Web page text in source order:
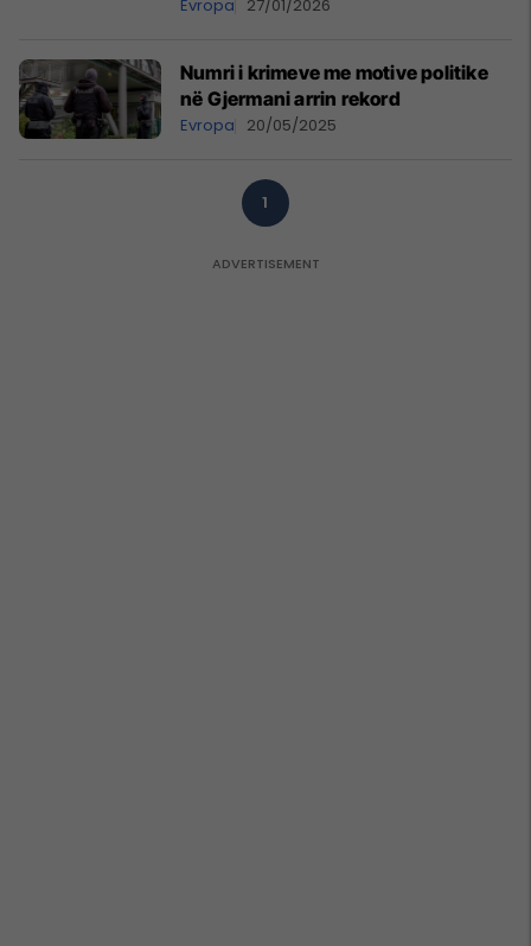
Evropa 27/01/2026
Numri i krimeve me motive politike
në Gjermani arrin rekord
Evropa 20/05/2025
1